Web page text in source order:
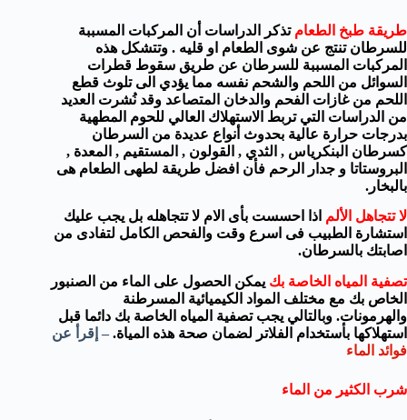
طريقة طبخ الطعامتذكر الدراسات أن المركبات المسببة
للسرطان تنتج عن شوى الطعام او قليه . وتتشكل هذه
المركبات المسببة للسرطان عن طريق سقوط قطرات
السوائل من اللحم والشحم نفسه مما يؤدي الى تلوث قطع
اللحم من غازات الفحم والدخان المتصاعد وقد نُشرت العديد
من الدراسات التي تربط الاستهلاك العالي للحوم المطهية
بدرجات حرارة عالية بحدوث أنواع عديدة من السرطان
كسرطان البنكرياس , الثدي , القولون , المستقيم , المعدة ,
البروستاتا و جدار الرحم فأن افضل طريقة لطهى الطعام هى
بالبخار.
لا تتجاهل الألم اذا احسست بأى الام لا تتجاهله بل يجب عليك
استشارة الطبيب فى اسرع وقت والفحص الكامل لتفادى من
اصابتك بالسرطان.
تصفية المياه الخاصة بك يمكن الحصول على الماء من الصنبور
الخاص بك مع مختلف المواد الكيميائية المسرطنة
و الهرمونات. وبالتالي يجب تصفية المياه الخاصة بك دائما قبل
استهلاكها بأستخدام الفلاتر لضمان صحة هذه المياة. – إقرأ عن
فوائد الماء
شرب الكثير من الماء